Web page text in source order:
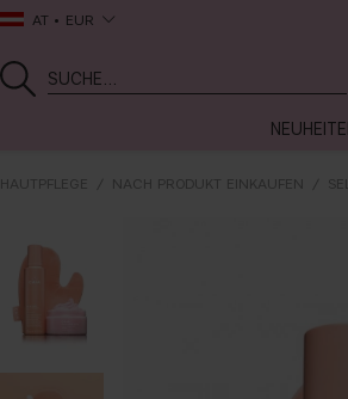
AT EUR
HAUTPFLEGE NACH PRODUKT EINKAUFEN